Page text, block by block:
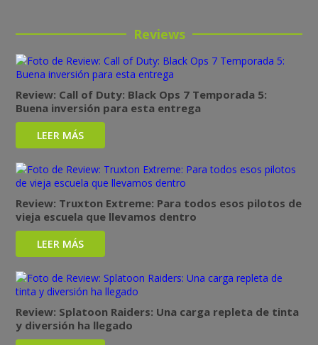
Reviews
Review: Call of Duty: Black Ops 7 Temporada 5:
Buena inversión para esta entrega
LEER MÁS
Review: Truxton Extreme: Para todos esos pilotos de
vieja escuela que llevamos dentro
LEER MÁS
Review: Splatoon Raiders: Una carga repleta de tinta
y diversión ha llegado